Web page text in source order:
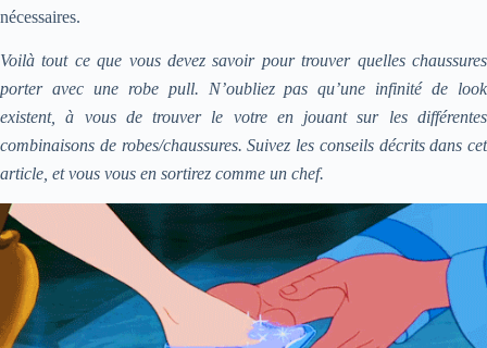
nécessaires.
Voilà tout ce que vous devez savoir pour trouver quelles chaussures
porter avec une robe pull. N’oubliez pas qu’une infinité de look
existent, à vous de trouver le votre en jouant sur les différentes
combinaisons de robes/chaussures. Suivez les conseils décrits dans cet
article, et vous vous en sortirez comme un chef.